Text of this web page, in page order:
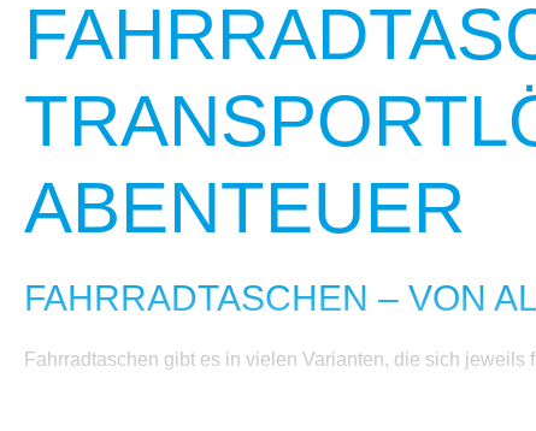
ABENTEUER
FAHRRADTASCHEN – VON
Fahrradtaschen gibt es in vielen Varianten, die sich